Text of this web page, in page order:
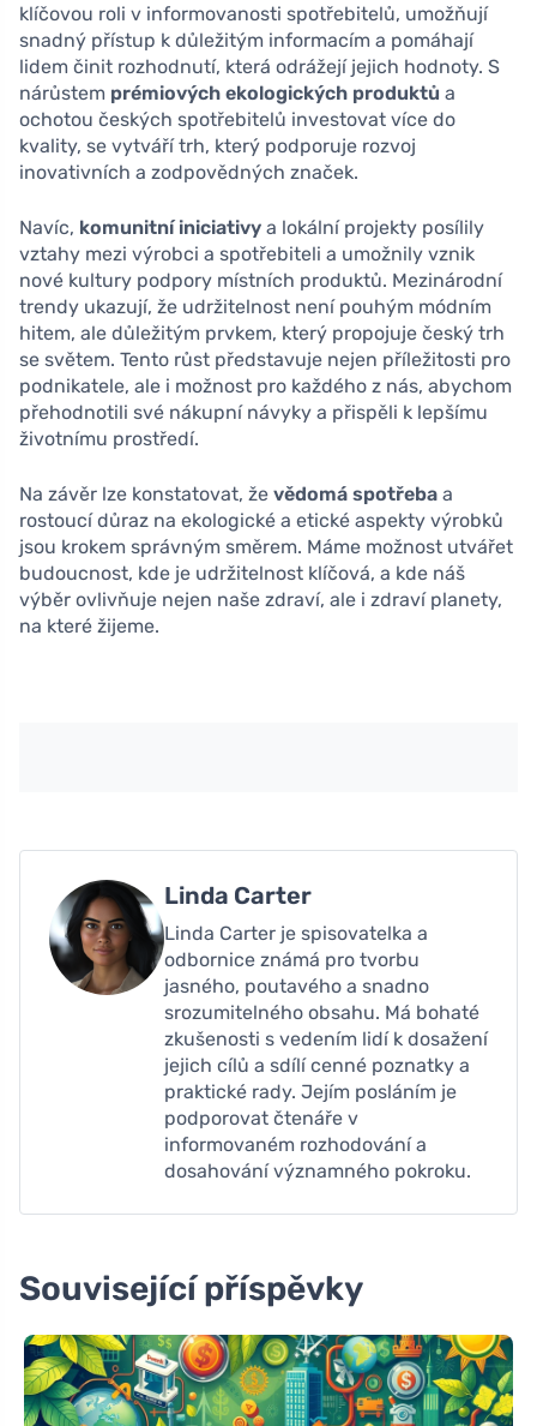
klíčovou roli v informovanosti spotřebitelů, umožňují
snadný přístup k důležitým informacím a pomáhají
lidem činit rozhodnutí, která odrážejí jejich hodnoty. S
nárůstem prémiových ekologických produktů a
ochotou českých spotřebitelů investovat více do
kvality, se vytváří trh, který podporuje rozvoj
inovativních a zodpovědných značek.
Navíc, komunitní iniciativy a lokální projekty posílily
vztahy mezi výrobci a spotřebiteli a umožnily vznik
nové kultury podpory místních produktů. Mezinárodní
trendy ukazují, že udržitelnost není pouhým módním
hitem, ale důležitým prvkem, který propojuje český trh
se světem. Tento růst představuje nejen příležitosti pro
podnikatele, ale i možnost pro každého z nás, abychom
přehodnotili své nákupní návyky a přispěli k lepšímu
životnímu prostředí.
Na závěr lze konstatovat, že vědomá spotřeba a
rostoucí důraz na ekologické a etické aspekty výrobků
jsou krokem správným směrem. Máme možnost utvářet
budoucnost, kde je udržitelnost klíčová, a kde náš
výběr ovlivňuje nejen naše zdraví, ale i zdraví planety,
na které žijeme.
Linda Carter
Linda Carter je spisovatelka a
odbornice známá pro tvorbu
jasného, ​​poutavého a snadno
srozumitelného obsahu. Má bohaté
zkušenosti s vedením lidí k dosažení
jejich cílů a sdílí cenné poznatky a
praktické rady. Jejím posláním je
podporovat čtenáře v
informovaném rozhodování a
dosahování významného pokroku.
Související příspěvky